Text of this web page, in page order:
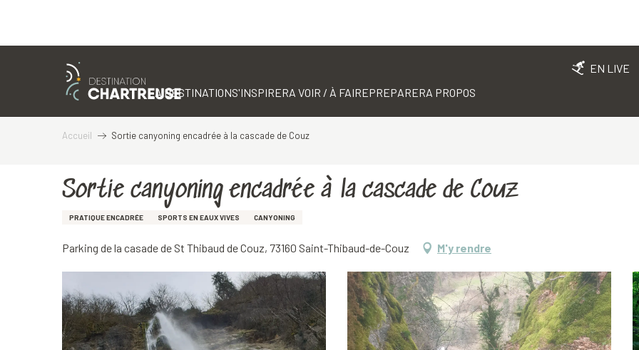
EN LIVE
LA DESTINATIONS'INSPIRERA VOIR / À FAIREPREPARERA PROPOS
Accueil Sortie canyoning encadrée à la cascade de Couz
Sortie canyoning encadrée à la cascade de Couz
PRATIQUE ENCADRÉE SPORTS EN EAUX VIVES CANYONING
Parking de la casade de St Thibaud de Couz, 73160 Saint-Thibaud-de-Couz M'y rendre